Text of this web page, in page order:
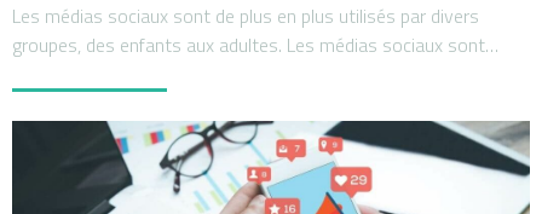
Les médias sociaux sont de plus en plus utilisés par divers
groupes, des enfants aux adultes. Les médias sociaux sont…